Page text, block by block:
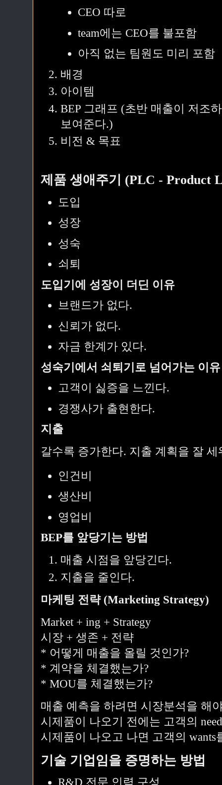
CEO 따로
team에는 CEO를 불포함
아직 없는 팀원도 미리 포함
배경
아이템
BEP 그래프 (초반 매출이 저조
보여준다.)
비전 & 목표
제품 생애주기 (PLC - Product
도입
성장
성숙
쇠퇴
도입기에 성장이 더딘 이유
브랜드가 없다.
신뢰가 없다.
자금 한계가 있다.
성숙기에서 쇠퇴기로 넘어가는 이유
고객이 싫증을 느낀다.
경쟁사가 출현한다.
지출
갈수록 증가한다. 지출 계획을 잘 세
인건비
생산비
영업비
BEP를 앞당기는 방법
매출 시점을 앞당긴다.
지출을 줄인다.
마케팅 전략 (Marketing Strategy)
Market + ing + Strategy
시장 + 생존 + 전략
* 어떻게 매출을 올릴 것인가?
* 계약을 체결했는가?
* MOU를 체결했는가?
매출 예측을 하려면 시장분석을 해
시제품이 나오기 전에는 고객의
시제품이 나오고 나면 고객의 wants
기술 기업임을 증명하는 방법
R&D 전문 인력 구성